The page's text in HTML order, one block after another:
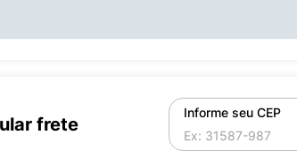
frete
Informe seu CEP